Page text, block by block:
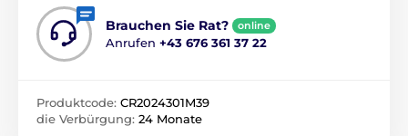
Brauchen Sie Rat? online
Anrufen +43 676 361 37 22
Produktcode: CR2024301M39
die Verbürgung: 24 Monate